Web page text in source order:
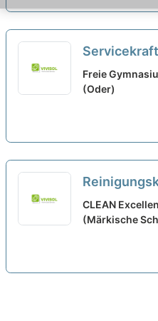
den
(Minijob)
Freie
(Oder)
Bonn -
CLEAN
(Märkische